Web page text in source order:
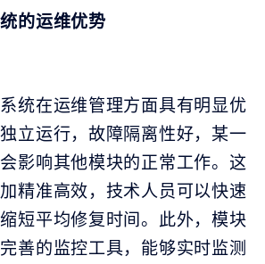
的运维优势
统在运维管理方面具有明显优
立运行，故障隔离性好，某一
影响其他模块的正常工作。这
精准高效，技术人员可以快速
短平均修复时间。此外，模块
善的监控工具，能够实时监测